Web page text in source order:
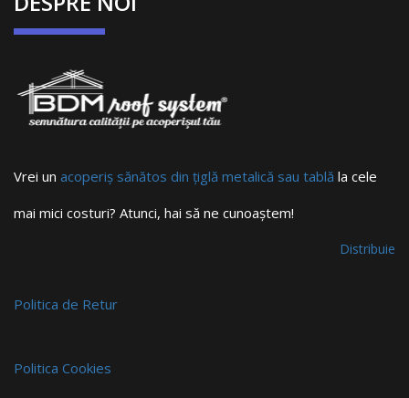
Vrei un acoperiș sănătos din țiglă metalică sau tablă la cele
mai mici costuri? Atunci, hai să ne cunoaștem!
Distribuie
Politica de Retur
Politica Cookies